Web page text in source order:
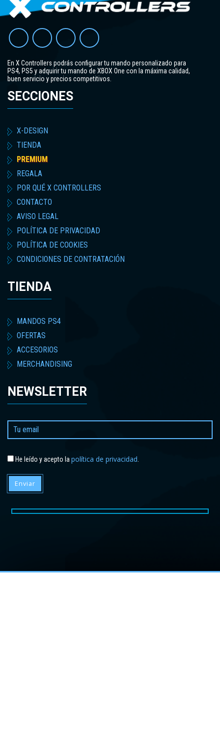
En X Controllers podrás configurar tu mando personalizado para
PS4, PS5 y adquirir tu mando de XBOX One con la máxima calidad,
buen servicio y precios competitivos.
SECCIONES
X-DESIGN
TIENDA
PREMIUM
REGALA
POR QUÉ X CONTROLLERS
CONTACTO
AVISO LEGAL
POLÍTICA DE PRIVACIDAD
POLÍTICA DE COOKIES
CONDICIONES DE CONTRATACIÓN
TIENDA
MANDOS PS4
OFERTAS
ACCESORIOS
MERCHANDISING
NEWSLETTER
He leído y acepto lapolítica de privacidad.
Enviar